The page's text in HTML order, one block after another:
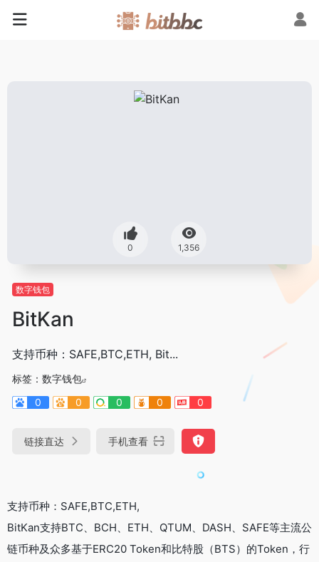
0 1,356
数字钱包
BitKan
支持币种：SAFE,BTC,ETH, Bit...
标签： 数字钱包
0
0 0 0 0
链接直达 手机查看
支持币种：SAFE,BTC,ETH,
BitKan支持BTC、BCH、ETH、QTUM、DASH、SAFE等主流公
链币种及众多基于ERC20 Token和比特股（BTS）的Token，行